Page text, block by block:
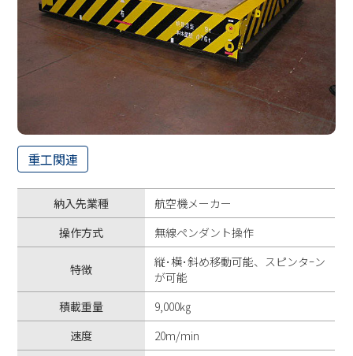
重工関連
納入先業種
航空機メーカー
操作方式
無線ペンダント操作
特徴
縦･横･斜め移動可能、スピンタｰン
が可能
積載重量
9,000㎏
速度
20m/min